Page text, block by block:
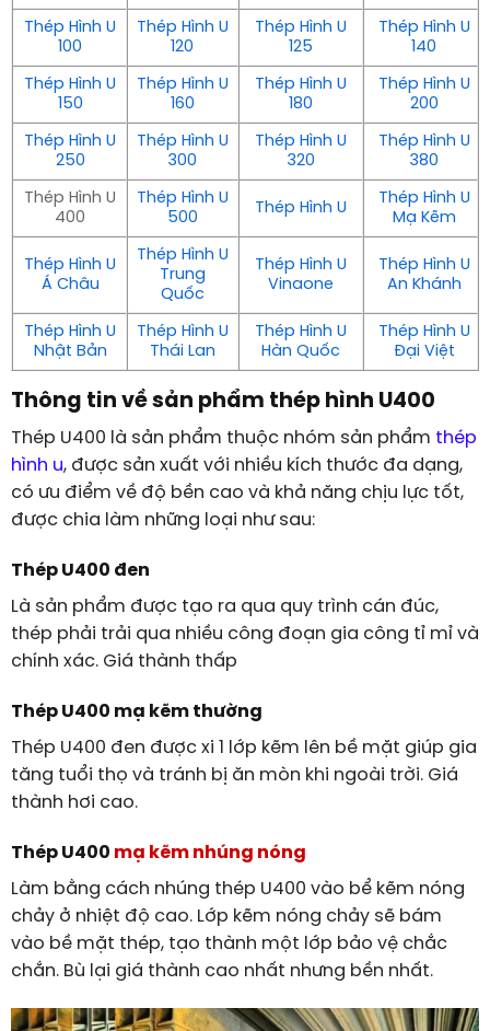
Thép Hình U
100
Thép Hình U
120
Thép Hình U
125
Thép Hình U
140
Thép Hình U
150
Thép Hình U
160
Thép Hình U
180
Thép Hình U
200
Thép Hình U
250
Thép Hình U
300
Thép Hình U
320
Thép Hình U
380
Thép Hình U
400
Thép Hình U
500
Thép Hình U
Thép Hình U
Mạ Kẽm
Thép Hình U
Á Châu
Thép Hình U
Trung
Quốc
Thép Hình U
Vinaone
Thép Hình U
An Khánh
Thép Hình U
Nhật Bản
Thép Hình U
Thái Lan
Thép Hình U
Hàn Quốc
Thép Hình U
Đại Việt
Thông tin về sản phẩm thép hình U400
Thép U400 là sản phẩm thuộc nhóm sản phẩm thép
hình u, được sản xuất với nhiều kích thước đa dạng,
có ưu điểm về độ bền cao và khả năng chịu lực tốt,
được chia làm những loại như sau:
Thép U400 đen
Là sản phẩm được tạo ra qua quy trình cán đúc,
thép phải trải qua nhiều công đoạn gia công tỉ mỉ và
chính xác. Giá thành thấp
Thép U400 mạ kẽm thường
Thép U400 đen được xi 1 lớp kẽm lên bề mặt giúp gia
tăng tuổi thọ và tránh bị ăn mòn khi ngoài trời. Giá
thành hơi cao.
Thép U400 mạ kẽm nhúng nóng
Làm bằng cách nhúng thép U400 vào bể kẽm nóng
chảy ở nhiệt độ cao. Lớp kẽm nóng chảy sẽ bám
vào bề mặt thép, tạo thành một lớp bảo vệ chắc
chắn. Bù lại giá thành cao nhất nhưng bền nhất.